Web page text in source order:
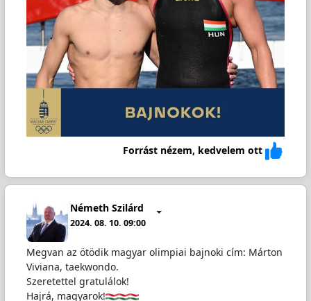
Forrást nézem, kedvelem ott
Németh Szilárd
2024. 08. 10. 09:00
Megvan az ötödik magyar olimpiai bajnoki cím: Márton
Viviana, taekwondo.
Szeretettel gratulálok!
Hajrá, magyarok!